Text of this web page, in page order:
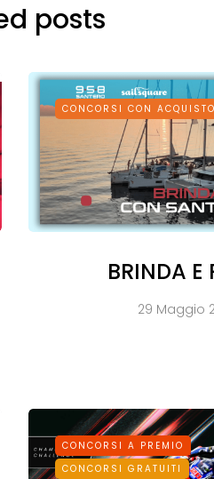
posts
CONCORSI CON ACQUISTO
BRINDA E
29 Maggio
CONCORSI A PREMIO
CONCORSI GRATUITI